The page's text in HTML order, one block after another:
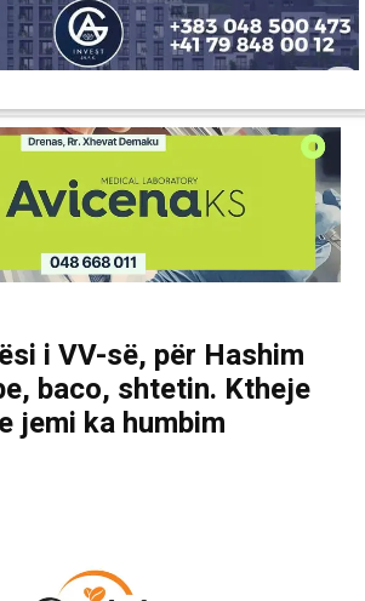
i VV-së, për Hashim
baco, shtetin. Ktheje
jemi ka humbim